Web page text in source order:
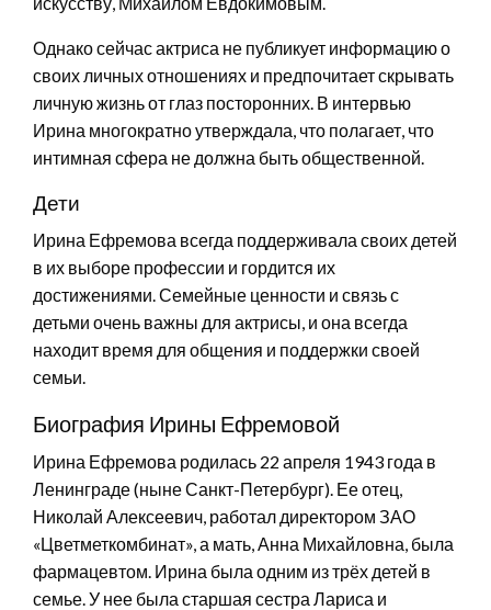
Однако сейчас актриса не публикует информацию о
своих личных отношениях и предпочитает скрывать
личную жизнь от глаз посторонних. В интервью
Ирина многократно утверждала, что полагает, что
интимная сфера не должна быть общественной.
Дети
Ирина Ефремова всегда поддерживала своих детей
в их выборе профессии и гордится их
достижениями. Семейные ценности и связь с
детьми очень важны для актрисы, и она всегда
находит время для общения и поддержки своей
семьи.
Биография Ирины Ефремовой
Ирина Ефремова родилась 22 апреля 1943 года в
Ленинграде (ныне Санкт-Петербург). Ее отец,
Николай Алексеевич, работал директором ЗАО
«Цветметкомбинат», а мать, Анна Михайловна, была
фармацевтом. Ирина была одним из трёх детей в
семье. У нее была старшая сестра Лариса и